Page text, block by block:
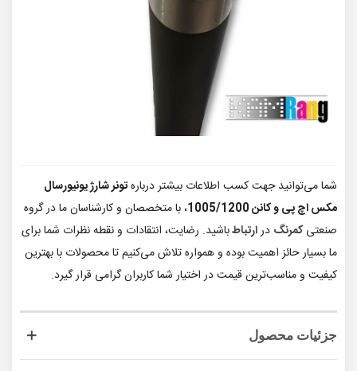
شما می‌توانید جهت کسب اطلاعات بیشتر دربارهتونر شارژ یونیورسال
مکس اچ پی و کانن 1005/1200
، با متخصصان و کارشناسان ما در گروه
صنعتیکمرنگ درارتباطباشید. رضایت، انتقادات و نقطه نظرات شما برای
ما بسیار حائز اهمیت بوده و همواره تلاش می‌کنیم تا محصولات با بهترین
کیفیت و مناسب‌ترین قیمت در اختیار شما کاربران گرامی قرار گیرد.
جزئیات محصول